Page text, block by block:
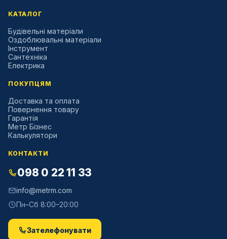
КАТАЛОГ
Будівельні матеріали
Оздоблювальні матеріали
Інструмент
Сантехніка
Електрика
ПОКУПЦЯМ
Доставка та оплата
Повернення товару
Гарантія
Метр Бізнес
Калькулятори
КОНТАКТИ
098 0 22 11 33
info@metrm.com
Пн–Сб 8:00–20:00
Зателефонувати